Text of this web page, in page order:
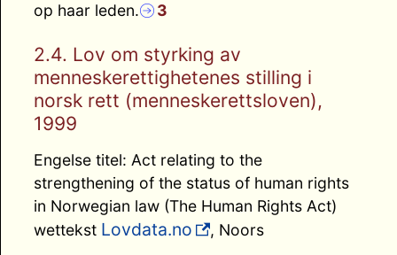
op haar leden.
3
2.4. Lov om styrking av
menneskerettighetenes stilling i
norsk rett (menneskerettsloven),
1999
Engelse titel: Act relating to the
strengthening of the status of human rights
in Norwegian law (The Human Rights Act)
wettekst Lovdata.no , Noors